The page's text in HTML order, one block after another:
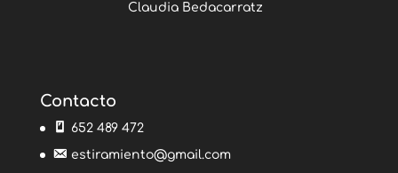
Claudia Bedacarratz
Contacto
652 489 472
estiramiento@gmail.com